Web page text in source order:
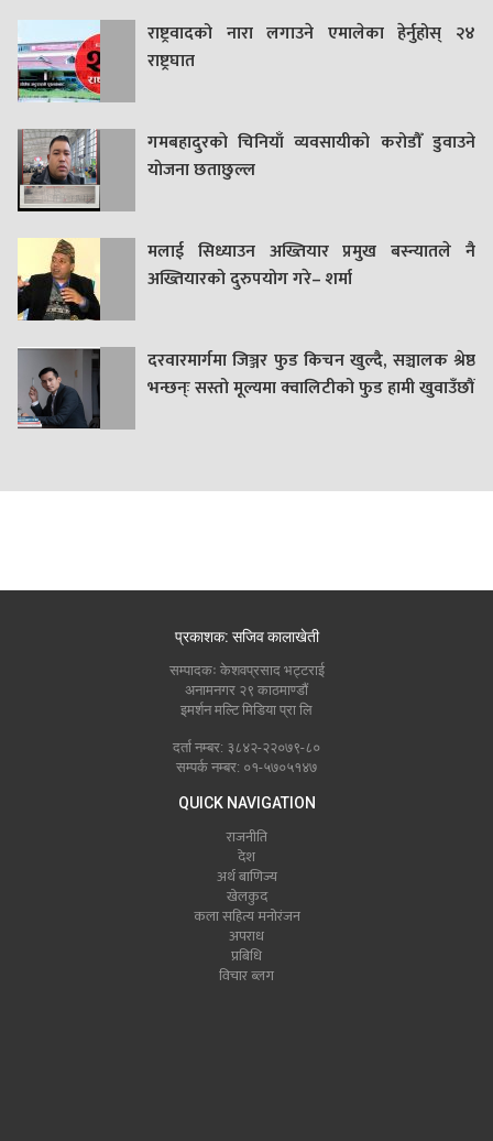
राष्ट्रवादको नारा लगाउने एमालेका हेर्नुहोस् २४
राष्ट्रघात
गमबहादुरकाे चिनियाँ व्यवसायीको करोडौँ डुवाउने
याेजना छताछुल्ल
मलाई सिध्याउन अख्तियार प्रमुख बस्न्यातले नै
अख्तियारको दुरुपयोग गरे– शर्मा
दरवारमार्गमा जिञ्जर फुड किचन खुल्दै, सञ्चालक श्रेष्ठ
भन्छन्ः सस्तो मूल्यमा क्वालिटीको फुड हामी खुवाउँछौं
प्रकाशक: सजिव कालाखेती
सम्पादकः केशवप्रसाद भट्टराई
अनामनगर २९ काठमाण्डौं
इमर्शन मल्टि मिडिया प्रा लि
दर्ता नम्बर: ३८४२-२२०७९-८०
सम्पर्क नम्बर: ०१-५७०५१४७
QUICK NAVIGATION
राजनीति
देश
अर्थ बाणिज्य
खेलकुद
कला सहित्य मनोरंजन
अपराध
प्रबिधि
विचार ब्लग